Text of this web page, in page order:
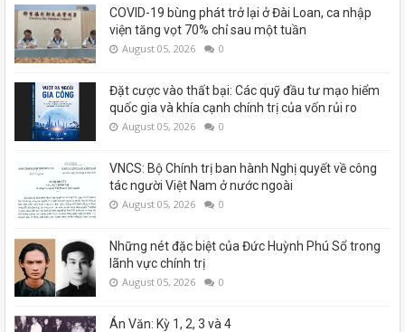
COVID-19 bùng phát trở lại ở Đài Loan, ca nhập
viện tăng vọt 70% chỉ sau một tuần
August 05, 2026 0
Đặt cược vào thất bại: Các quỹ đầu tư mạo hiểm
quốc gia và khía cạnh chính trị của vốn rủi ro
August 05, 2026 0
VNCS: Bộ Chính trị ban hành Nghị quyết về công
tác người Việt Nam ở nước ngoài
August 05, 2026 0
Những nét đặc biệt của Đức Huỳnh Phú Sổ trong
lãnh vực chính trị
August 05, 2026 0
Án Văn: Kỳ 1, 2, 3 và 4